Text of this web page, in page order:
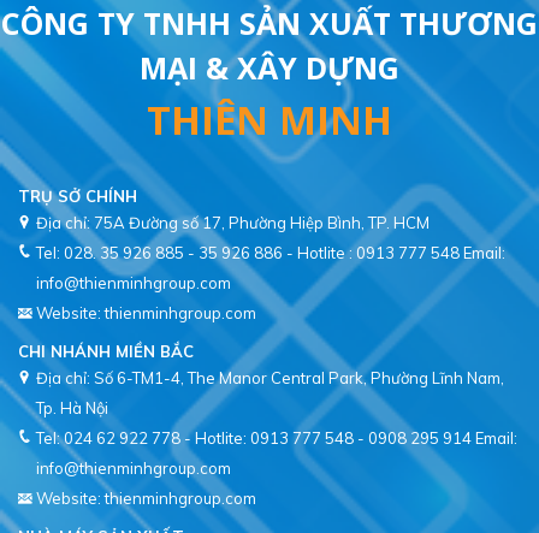
CÔNG TY TNHH SẢN XUẤT THƯƠNG
MẠI & XÂY DỰNG
THIÊN MINH
TRỤ SỞ CHÍNH
Địa chỉ: 75A Đường số 17, Phường Hiệp Bình, TP. HCM
Tel: 028. 35 926 885 - 35 926 886 - Hotlite : 0913 777 548Email:
info@thienminhgroup.com
Website: thienminhgroup.com
CHI NHÁNH MIỀN BẮC
Địa chỉ: Số 6-TM1-4, The Manor Central Park, Phường Lĩnh Nam,
Tel: 024 62 922 778 - Hotlite: 0913 777 548 - 0908 295 914Email:
info@thienminhgroup.com
Website: thienminhgroup.com